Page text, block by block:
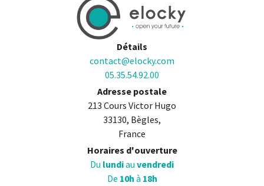
Détails
contact@elocky.com
05.35.54.92.00
Adresse postale
213 Cours Victor Hugo
33130, Bègles,
France
Horaires d'ouverture
Du lundiau vendredi
De 10h à 18h